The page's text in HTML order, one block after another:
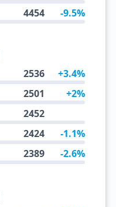
4454 -9.5%
2536 +3.4%
2501 +2%
2452
2424 -1.1%
2389 -2.6%